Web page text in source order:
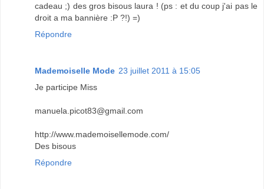
cadeau ;) des gros bisous laura ! (ps : et du coup j'ai pas le
droit a ma bannière :P ?!) =)
Répondre
Mademoiselle Mode 23 juillet 2011 à 15:05
Je participe Miss
manuela.picot83@gmail.com
http://www.mademoisellemode.com/
Des bisous
Répondre